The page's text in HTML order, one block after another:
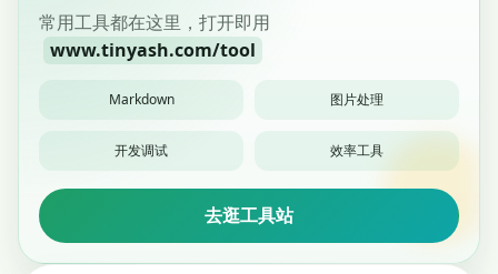
常用工具都在这里，打开即用
www.tinyash.com/tool
Markdown 图片处理
开发调试 效率工具
去逛工具站